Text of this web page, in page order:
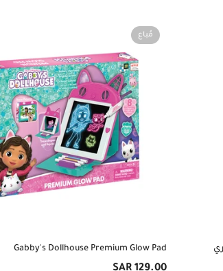
مُباع
Gabby's Dollhouse Premium Glow Pad
السعر